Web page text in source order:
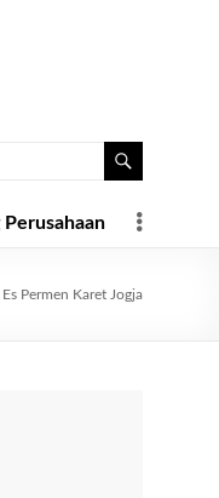
Perusahaan
Permen Karet Jogja